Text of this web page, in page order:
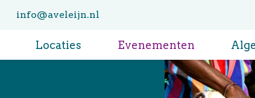
info@aveleijn.nl
Locaties Evenementen